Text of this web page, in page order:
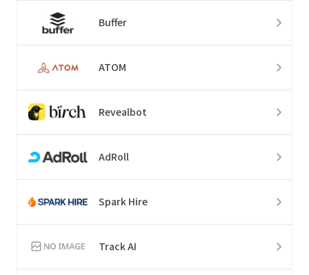
Buffer
ATOM
Revealbot
AdRoll
Spark Hire
Track AI